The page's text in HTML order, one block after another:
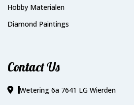
Hobby Materialen
Diamond Paintings
Contact Us
Wetering 6a 7641 LG Wierden